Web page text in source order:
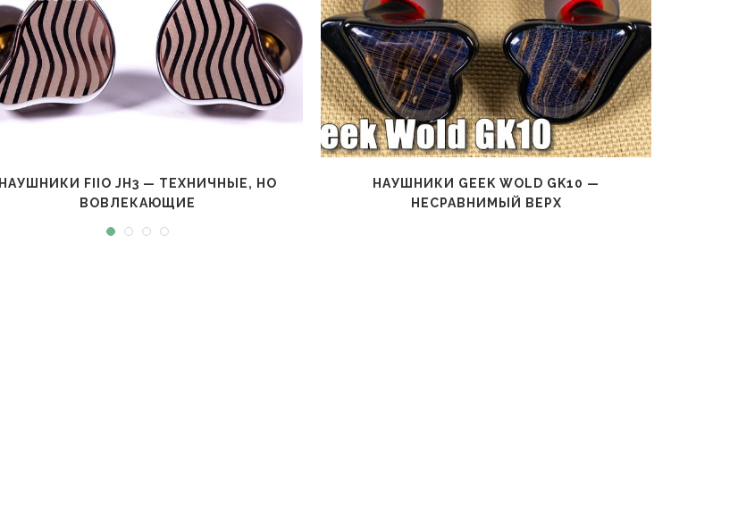
НАУШНИКИ FIIO JH3 — ТЕХНИЧНЫЕ, НО
ВОВЛЕКАЮЩИЕ
НАУШНИКИ GEEK WOLD GK10 —
НЕСРАВНИМЫЙ ВЕРХ